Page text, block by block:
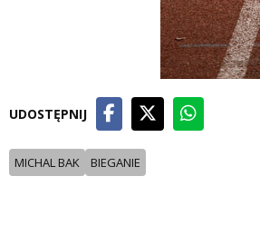
UDOSTĘPNIJ
MICHAL BAK BIEGANIE